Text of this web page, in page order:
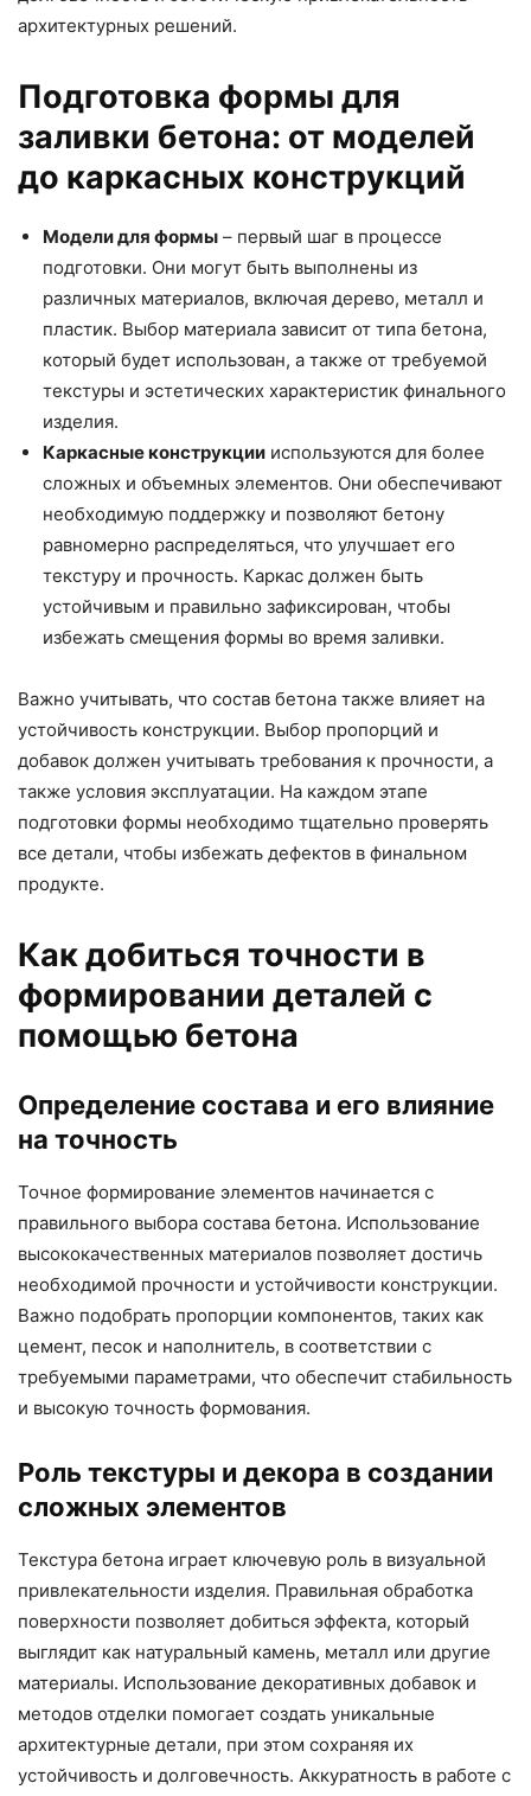
архитектурных решений.
Подготовка формы для
заливки бетона: от моделей
до каркасных конструкций
Модели для формы – первый шаг в процессе
подготовки. Они могут быть выполнены из
различных материалов, включая дерево, металл и
пластик. Выбор материала зависит от типа бетона,
который будет использован, а также от требуемой
текстуры и эстетических характеристик финального
изделия.
Каркасные конструкции используются для более
сложных и объемных элементов. Они обеспечивают
необходимую поддержку и позволяют бетону
равномерно распределяться, что улучшает его
текстуру и прочность. Каркас должен быть
устойчивым и правильно зафиксирован, чтобы
избежать смещения формы во время заливки.
Важно учитывать, что состав бетона также влияет на
устойчивость конструкции. Выбор пропорций и
добавок должен учитывать требования к прочности, а
также условия эксплуатации. На каждом этапе
подготовки формы необходимо тщательно проверять
все детали, чтобы избежать дефектов в финальном
продукте.
Как добиться точности в
формировании деталей с
помощью бетона
Определение состава и его влияние
на точность
Точное формирование элементов начинается с
правильного выбора состава бетона. Использование
высококачественных материалов позволяет достичь
необходимой прочности и устойчивости конструкции.
Важно подобрать пропорции компонентов, таких как
цемент, песок и наполнитель, в соответствии с
требуемыми параметрами, что обеспечит стабильность
и высокую точность формования.
Роль текстуры и декора в создании
сложных элементов
Текстура бетона играет ключевую роль в визуальной
привлекательности изделия. Правильная обработка
поверхности позволяет добиться эффекта, который
выглядит как натуральный камень, металл или другие
материалы. Использование декоративных добавок и
методов отделки помогает создать уникальные
архитектурные детали, при этом сохраняя их
устойчивость и долговечность. Аккуратность в работе с